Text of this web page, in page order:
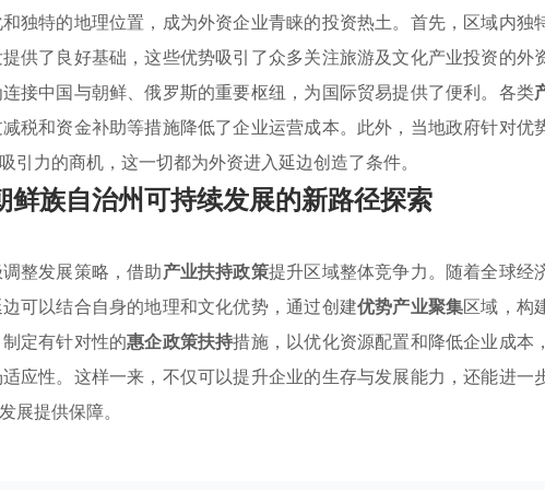
独特的地理位置，成为外资企业青睐的投资热土。首先，区域内独
供了良好基础，这些优势吸引了众多关注旅游及文化产业投资的外
接中国与朝鲜、俄罗斯的重要枢纽，为国际贸易提供了便利。各类
税和资金补助等措施降低了企业运营成本。此外，当地政府针对优
引力的商机，这一切都为外资进入延边创造了条件。
鲜族自治州可持续发展的新路径探索
整发展策略，借助产业扶持政策提升区域整体竞争力。随着全球经
可以结合自身的地理和文化优势，通过创建优势产业聚集区域，构
定有针对性的惠企政策扶持措施，以优化资源配置和降低企业成本，
应性。这样一来，不仅可以提升企业的生存与发展能力，还能进一
展提供保障。